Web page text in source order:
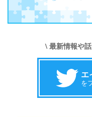
\ 最新情報や
エ
を